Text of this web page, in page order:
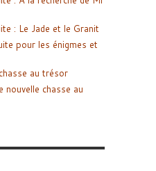
: Le Jade et le Granit
pour les énigmes et
au trésor
nouvelle chasse au